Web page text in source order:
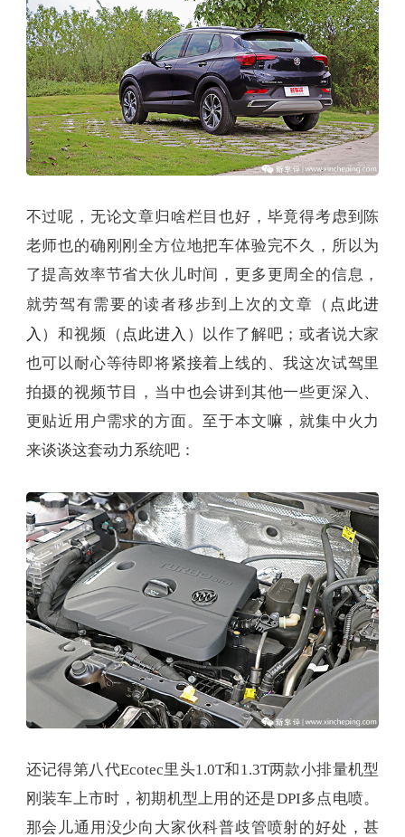
不过呢，无论文章归啥栏目也好，毕竟得考虑到陈
老师也的确刚刚全方位地把车体验完不久，所以为
了提高效率节省大伙儿时间，更多更周全的信息，
就劳驾有需要的读者移步到上次的文章（ 点此进
入 ）和视频（ 点此进入 ）以作了解吧；或者说大家
也可以耐心等待即将紧接着上线的、我这次试驾里
拍摄的视频节目，当中也会讲到其他一些更深入、
更贴近用户需求的方面。至于本文嘛，就集中火力
来谈谈这套动力系统吧：
还记得第八代Ecotec里头1.0T和1.3T两款小排量机型
刚装车上市时，初期机型上用的还是DPI多点电喷。
那会儿通用没少向大家伙科普歧管喷射的好处，甚